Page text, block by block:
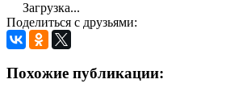
Загрузка...
Поделиться с друзьями:
Похожие публикации: